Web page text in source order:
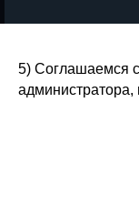
5) Соглашаемся
администратора,